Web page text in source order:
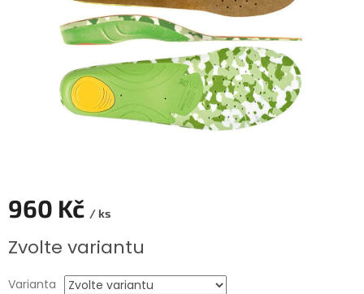
960 Kč / ks
cena:
Zvolte variantu
Varianta